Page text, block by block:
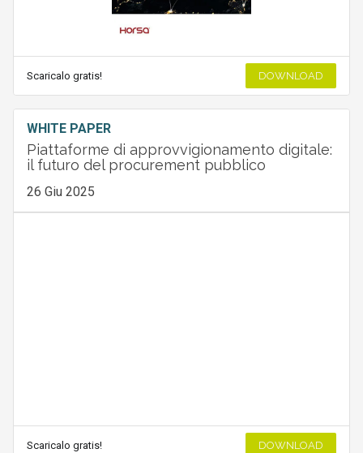
Scaricalo gratis! DOWNLOAD
WHITE PAPER
Piattaforme di approvvigionamento digitale:
il futuro del procurement pubblico
26 Giu 2025
Scaricalo gratis! DOWNLOAD